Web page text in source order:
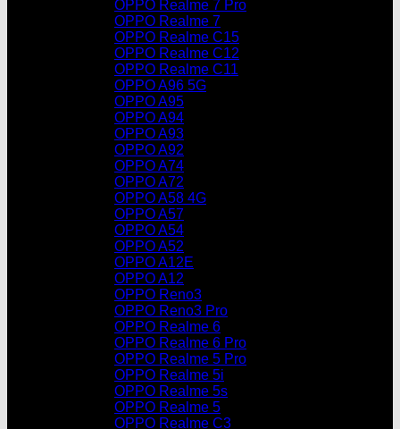
OPPO Realme 7 Pro
OPPO Realme 7
OPPO Realme C15
OPPO Realme C12
OPPO Realme C11
OPPO A96 5G
OPPO A95
OPPO A94
OPPO A93
OPPO A92
OPPO A74
OPPO A72
OPPO A58 4G
OPPO A57
OPPO A54
OPPO A52
OPPO A12E
OPPO A12
OPPO Reno3
OPPO Reno3 Pro
OPPO Realme 6
OPPO Realme 6 Pro
OPPO Realme 5 Pro
OPPO Realme 5i
OPPO Realme 5s
OPPO Realme 5
OPPO Realme C3